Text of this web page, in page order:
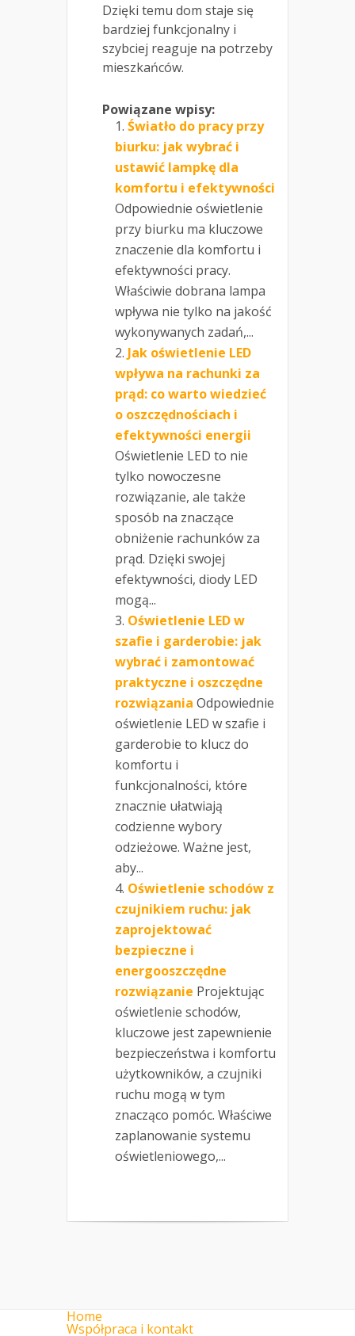
Dzięki temu dom staje się
bardziej funkcjonalny i
szybciej reaguje na potrzeby
mieszkańców.
Powiązane wpisy:
Światło do pracy przy
biurku: jak wybrać i
ustawić lampkę dla
komfortu i efektywności
Odpowiednie oświetlenie
przy biurku ma kluczowe
znaczenie dla komfortu i
efektywności pracy.
Właściwie dobrana lampa
wpływa nie tylko na jakość
wykonywanych zadań,...
Jak oświetlenie LED
wpływa na rachunki za
prąd: co warto wiedzieć
o oszczędnościach i
efektywności energii
Oświetlenie LED to nie
tylko nowoczesne
rozwiązanie, ale także
sposób na znaczące
obniżenie rachunków za
prąd. Dzięki swojej
efektywności, diody LED
mogą...
Oświetlenie LED w
szafie i garderobie: jak
wybrać i zamontować
praktyczne i oszczędne
rozwiązania Odpowiednie
oświetlenie LED w szafie i
garderobie to klucz do
komfortu i
funkcjonalności, które
znacznie ułatwiają
codzienne wybory
odzieżowe. Ważne jest,
aby...
Oświetlenie schodów z
czujnikiem ruchu: jak
zaprojektować
bezpieczne i
energooszczędne
rozwiązanie Projektując
oświetlenie schodów,
kluczowe jest zapewnienie
bezpieczeństwa i komfortu
użytkowników, a czujniki
ruchu mogą w tym
znacząco pomóc. Właściwe
zaplanowanie systemu
oświetleniowego,...
Home
Współpraca i kontakt